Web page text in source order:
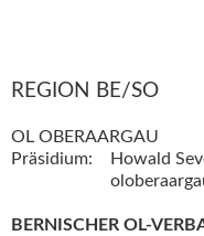
REGION BE/SO
OL OBERAARGAU
Präsidium:
Howald
BERNISCHER OL-